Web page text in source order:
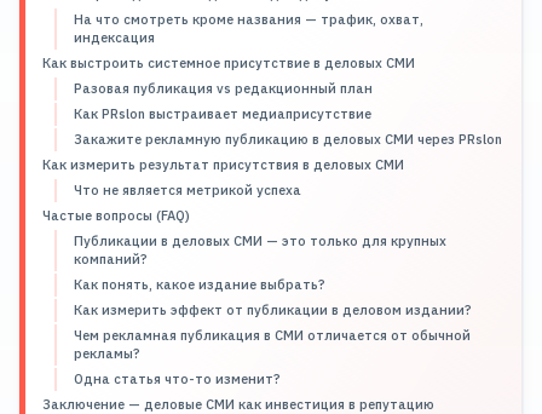
На что смотреть кроме названия — трафик, охват,
индексация
Как выстроить системное присутствие в деловых СМИ
Разовая публикация vs редакционный план
Как PRslon выстраивает медиаприсутствие
Закажите рекламную публикацию в деловых СМИ через PRslon
Как измерить результат присутствия в деловых СМИ
Что не является метрикой успеха
Частые вопросы (FAQ)
Публикации в деловых СМИ — это только для крупных
компаний?
Как понять, какое издание выбрать?
Как измерить эффект от публикации в деловом издании?
Чем рекламная публикация в СМИ отличается от обычной
рекламы?
Одна статья что-то изменит?
Заключение — деловые СМИ как инвестиция в репутацию